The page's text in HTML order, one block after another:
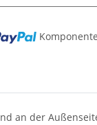
an der